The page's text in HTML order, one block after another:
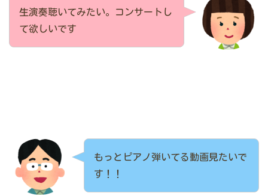
生演奏聴いてみたい。コンサートし
て欲しいです
もっとピアノ弾いてる動画見たいで
す！！